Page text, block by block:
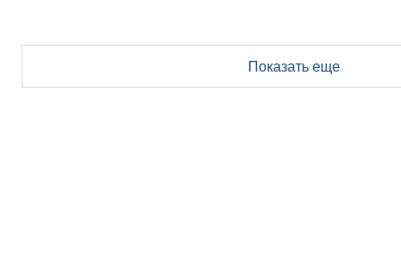
Показать еще